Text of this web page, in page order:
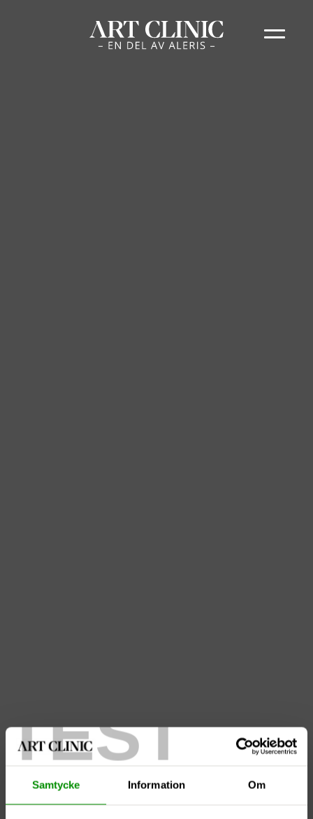
TEST
Samtycke Information Om
Bröstlyft med förstoring 7